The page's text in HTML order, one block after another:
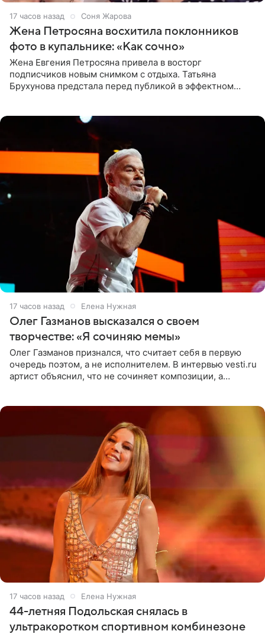
17 часов назад Соня Жарова
Жена Петросяна восхитила поклонников
фото в купальнике: «Как сочно»
Жена Евгения Петросяна привела в восторг
подписчиков новым снимком с отдыха. Татьяна
Брухунова предстала перед публикой в эффектном
17 часов назад Елена Нужная
Олег Газманов высказался о своем
творчестве: «Я сочиняю мемы»
Олег Газманов признался, что считает себя в первую
очередь поэтом, а не исполнителем. В интервью vesti.ru
артист объяснил, что не сочиняет композиции, а
17 часов назад Елена Нужная
44-летняя Подольская снялась в
ультракоротком спортивном комбинезоне